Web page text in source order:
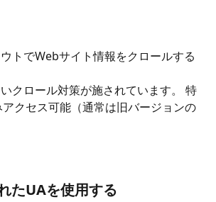
トでWebサイト情報をクロールする
クロール対策が施されています。 特
クセス可能（通常は旧バージョンの
たUAを使用する